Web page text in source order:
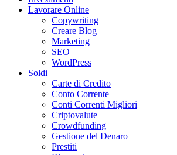
Lavorare Online
Copywriting
Creare Blog
Marketing
SEO
WordPress
Soldi
Carte di Credito
Conto Corrente
Conti Correnti Migliori
Criptovalute
Crowdfunding
Gestione del Denaro
Prestiti